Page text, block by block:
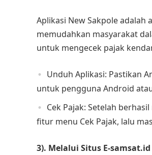
Aplikasi New Sakpole adalah
memudahkan masyarakat
untuk mengecek pajak
Unduh Aplikasi: Pastikan
untuk pengguna Android
Cek Pajak: Setelah
fitur menu Cek Pajak, lalu
3). Melalui Situs E-samsat.id